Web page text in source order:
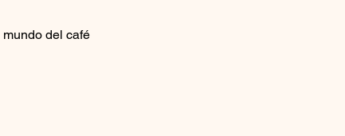
del café